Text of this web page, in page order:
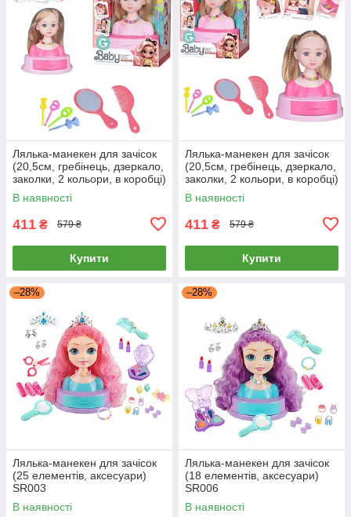
Лялька-манекен для зачісок
(20,5см, гребінець, дзеркало,
заколки, 2 кольори, в коробці)
672-3A
В наявності
411 ₴ 579 ₴
Купити
Лялька-манекен для зачісок
(20,5см, гребінець, дзеркало,
заколки, 2 кольори, в коробці)
672-4A
В наявності
411 ₴ 579 ₴
Купити
–28%
Лялька-манекен для зачісок
(25 елементів, аксесуари)
SR003
В наявності
–28%
Лялька-манекен для зачісок
(18 елементів, аксесуари)
SR006
В наявності